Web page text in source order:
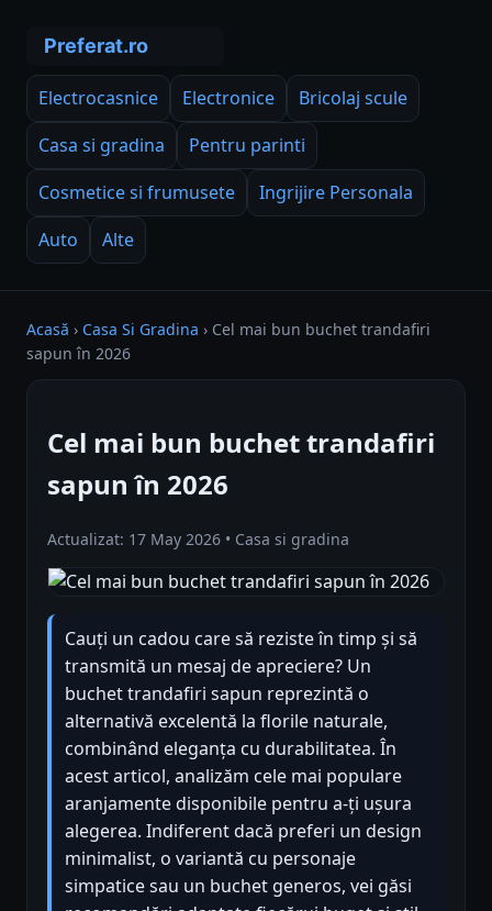
Electrocasnice Electronice
Bricolaj scule
Casa si gradina
Pentru parinti
Cosmetice si frumusete
Ingrijire Personala
Auto
Alte
Acasă › Casa Si Gradina › Cel mai bun buchet trandafiri
sapun în 2026
Cel mai bun buchet trandafiri
sapun în 2026
Actualizat: 17 May 2026 • Casa si gradina
Cauți un cadou care să reziste în timp și să
transmită un mesaj de apreciere? Un
buchet trandafiri sapun reprezintă o
alternativă excelentă la florile naturale,
combinând eleganța cu durabilitatea. În
acest articol, analizăm cele mai populare
aranjamente disponibile pentru a-ți ușura
alegerea. Indiferent dacă preferi un design
minimalist, o variantă cu personaje
simpatice sau un buchet generos, vei găsi